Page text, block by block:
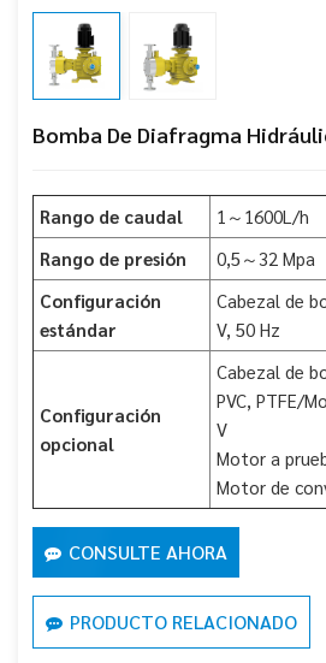
Bomba De Diafragma
Rango de caudal
1～1600L/h
Rango de presión
0,5～32 Mpa
Configuración
estándar
Cabezal de
V, 50 Hz
Configuración
opcional
Cabezal de
PVC, PTFE/
V
Motor a
Motor de
CONSULTE AHORA
PRODUCTO RELACIONADO